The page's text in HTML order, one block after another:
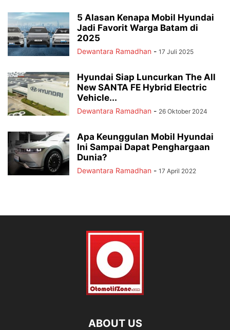
5 Alasan Kenapa Mobil Hyundai
Jadi Favorit Warga Batam di
2025
Dewantara Ramadhan - 17 Juli 2025
Hyundai Siap Luncurkan The All
New SANTA FE Hybrid Electric
Vehicle...
Dewantara Ramadhan - 26 Oktober 2024
Apa Keunggulan Mobil Hyundai
Ini Sampai Dapat Penghargaan
Dunia?
Dewantara Ramadhan - 17 April 2022
ABOUT US